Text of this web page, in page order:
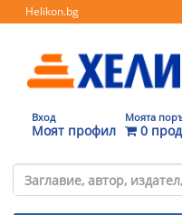
Helikon.bg
Вход
Моят профил
Моята
0